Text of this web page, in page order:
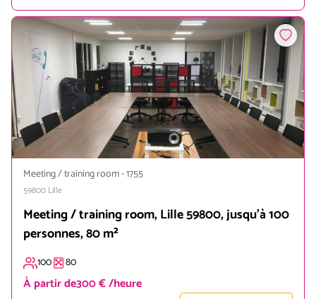
Meeting / training room-1755
59800 Lille
Meeting / training room, Lille 59800, jusqu'à 100
personnes, 80 m²
100 80
À partir de300 € /heure